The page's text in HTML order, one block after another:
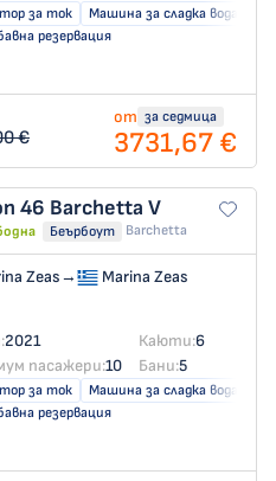
за ток Машина за сладка вода
резервация
€
от за седмица
3731,67 €
46 Barchetta V
Беърбоут Barchetta
Zeas→ Marina Zeas
2021 Каюти:6
пасажери:10 Бани:5
за ток Машина за сладка вода
резервация